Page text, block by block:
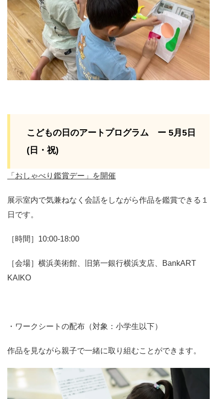
こどもの日のアートプログラム ー 5月5日
(日・祝)
「おしゃべり鑑賞デー」を開催
展示室内で気兼ねなく会話をしながら作品を鑑賞できる１
日です。
［時間］10:00-18:00
［会場］横浜美術館、旧第一銀行横浜支店、BankART
KAIKO
・ワークシートの配布（対象：小学生以下）
作品を見ながら親子で一緒に取り組むことができます。